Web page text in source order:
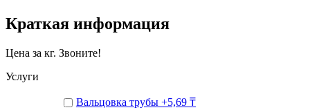
Краткая информация
Цена за кг. Звоните!
Услуги
Вальцовка трубы +5,69 ₸